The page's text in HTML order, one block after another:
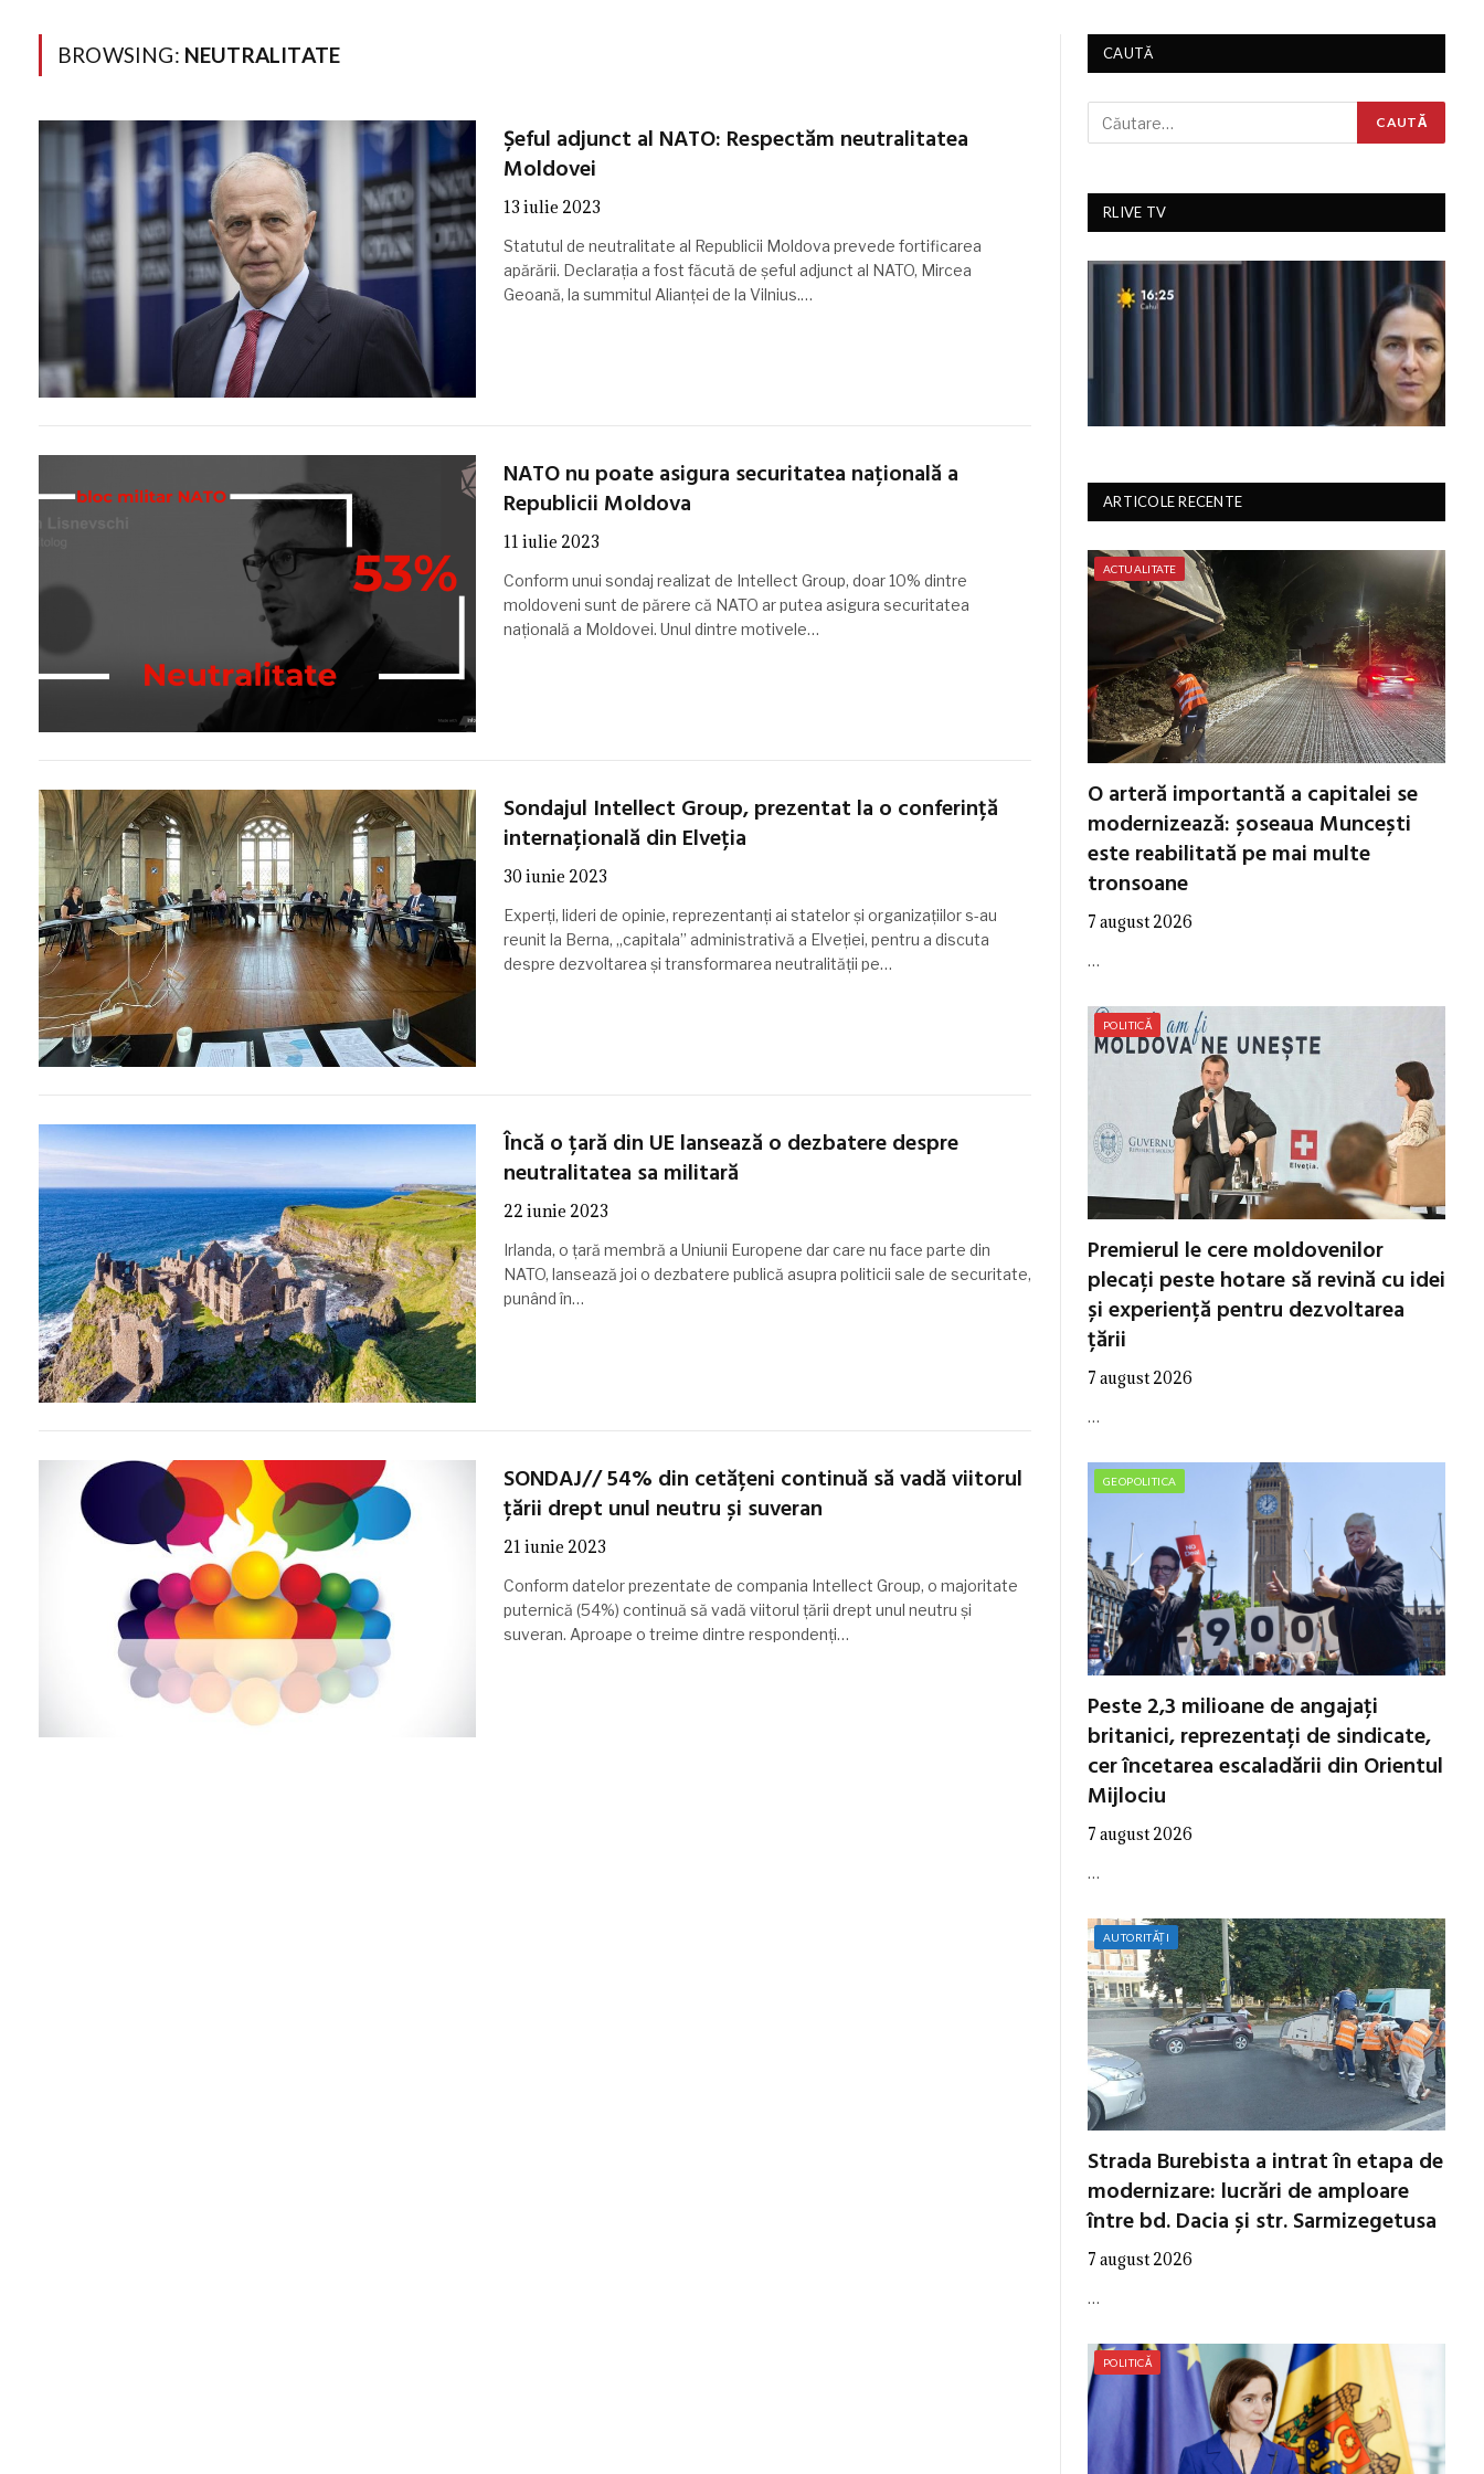
BROWSING: NEUTRALITATE
Șeful adjunct al NATO: Respectăm neutralitatea
Moldovei
13 iulie 2023
Statutul de neutralitate al Republicii Moldova prevede fortificarea
apărării. Declarația a fost făcută de șeful adjunct al NATO, Mircea
Geoană, la summitul Alianței de la Vilnius.…
NATO nu poate asigura securitatea națională a
Republicii Moldova
11 iulie 2023
Conform unui sondaj realizat de Intellect Group, doar 10% dintre
moldoveni sunt de părere că NATO ar putea asigura securitatea
națională a Moldovei. Unul dintre motivele…
Sondajul Intellect Group, prezentat la o conferință
internațională din Elveția
30 iunie 2023
Experți, lideri de opinie, reprezentanți ai statelor și organizațiilor s-au
reunit la Berna, „capitala” administrativă a Elveției, pentru a discuta
despre dezvoltarea și transformarea neutralității pe…
Încă o țară din UE lansează o dezbatere despre
neutralitatea sa militară
22 iunie 2023
Irlanda, o țară membră a Uniunii Europene dar care nu face parte din
NATO, lansează joi o dezbatere publică asupra politicii sale de securitate,
punând în…
SONDAJ// 54% din cetățeni continuă să vadă viitorul
țării drept unul neutru și suveran
21 iunie 2023
Conform datelor prezentate de compania Intellect Group, o majoritate
puternică (54%) continuă să vadă viitorul țării drept unul neutru și
suveran. Aproape o treime dintre respondenți…
CAUTĂ
RLIVE TV
ARTICOLE RECENTE
ACTUALITATE
O arteră importantă a capitalei se
modernizează: șoseaua Muncești
este reabilitată pe mai multe
tronsoane
7 august 2026
…
POLITICĂ
Premierul le cere moldovenilor
plecați peste hotare să revină cu idei
și experiență pentru dezvoltarea
țării
7 august 2026
…
GEOPOLITICA
Peste 2,3 milioane de angajați
britanici, reprezentați de sindicate,
cer încetarea escaladării din Orientul
Mijlociu
7 august 2026
…
AUTORITĂȚI
Strada Burebista a intrat în etapa de
modernizare: lucrări de amploare
între bd. Dacia și str. Sarmizegetusa
7 august 2026
…
POLITICĂ